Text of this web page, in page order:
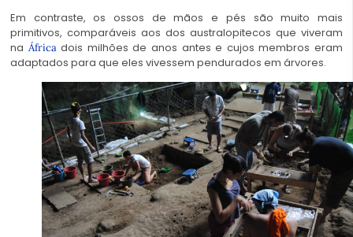
Em contraste, os ossos de mãos e pés são muito mais
primitivos, comparáveis aos dos australopitecos que viveram
na Áfricadois milhões de anos antes e cujos membros eram
adaptados para que eles vivessem pendurados em árvores.